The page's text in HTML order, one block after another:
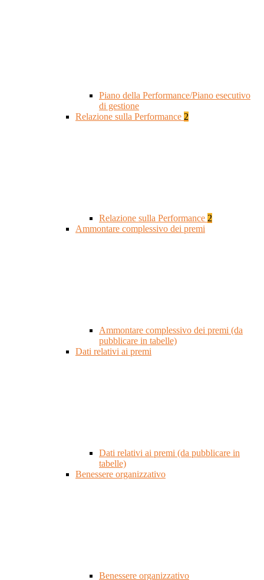
Piano della Performance/Piano esecutivo
di gestione
Relazione sulla Performance 2
Relazione sulla Performance 2
Ammontare complessivo dei premi
Ammontare complessivo dei premi (da
pubblicare in tabelle)
Dati relativi ai premi
Dati relativi ai premi (da pubblicare in
tabelle)
Benessere organizzativo
Benessere organizzativo